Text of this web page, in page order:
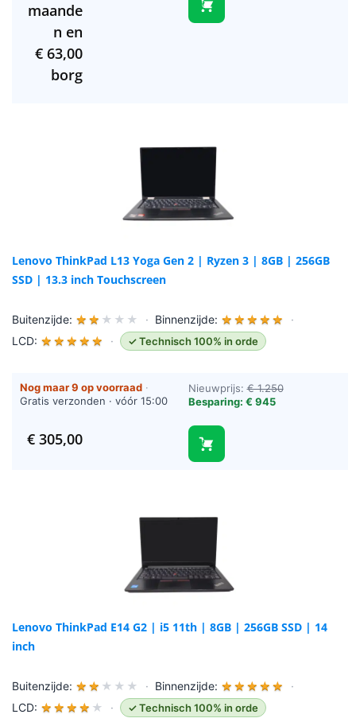
maande
n en
€63,00
borg
Lenovo ThinkPad L13 Yoga Gen 2 | Ryzen 3 | 8GB | 256GB
SSD | 13.3 inch Touchscreen
Buitenzijde: ★ ★ ★ ★ ★ · Binnenzijde: ★ ★ ★ ★ ★
·
LCD: ★ ★ ★ ★ ★ · ✓ Technisch 100% in orde
Nog maar 9 op voorraad ·
Gratis verzonden · vóór 15:00
Nieuwprijs:€ 1.250
Besparing: € 945
€305,00
Lenovo ThinkPad E14 G2 | i5 11th | 8GB | 256GB SSD | 14
inch
Buitenzijde: ★ ★ ★ ★ ★ · Binnenzijde: ★ ★ ★ ★ ★
·
LCD: ★ ★ ★ ★ ★ · ✓ Technisch 100% in orde